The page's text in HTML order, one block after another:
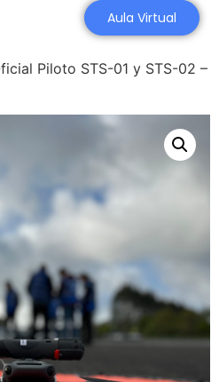
Aula Virtual
Piloto STS-01 y STS-02 –